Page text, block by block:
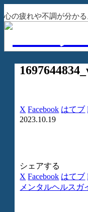
心の疲れや不調が分か
X Facebook はてブ
2023.10.19
シェアする
X Facebook はてブ
メンタルヘルスガ